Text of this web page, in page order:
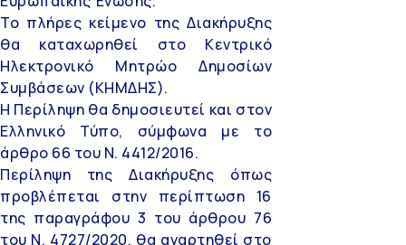
Το πλήρες κείμενο της Διακήρυξης
θα καταχωρηθεί στο Κεντρικό
Ηλεκτρονικό Μητρώο Δημοσίων
Συμβάσεων (ΚΗΜΔΗΣ).
Η Περίληψη θα δημοσιευτεί και στον
Ελληνικό Τύπο, σύμφωνα με το
άρθρο 66 του Ν. 4412/2016.
Περίληψη της Διακήρυξης όπως
προβλέπεται στην περίπτωση 16
της παραγράφου 3 του άρθρου 76
του Ν. 4727/2020, θα αναρτηθεί στο